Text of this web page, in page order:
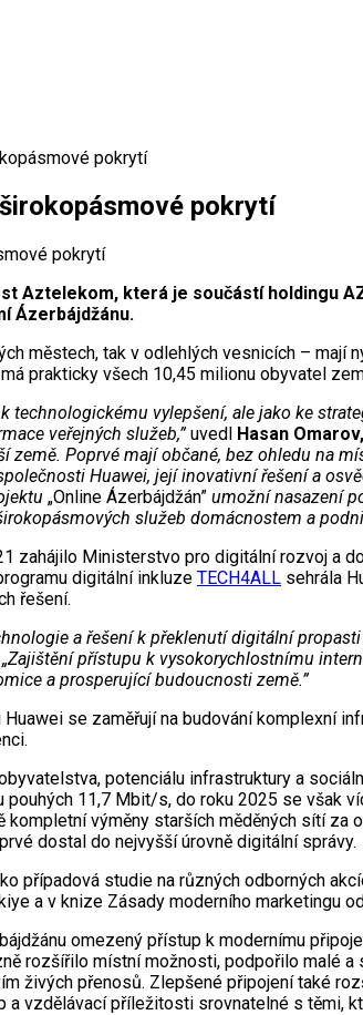
pokrytí
pokrytí
Aztelekom, která je součástí holdingu
Ázerbájdžánu.
městech, tak v odlehlých vesnicích –
prakticky všech 10,45 milionu obyvatel
technologickému vylepšení, ale jako ke
veřejných služeb,”uvedl Hasan
Poprvé mají občané, bez ohledu na
Huawei, její inovativní řešení a
„Online Ázerbájdžán” umožní nasazení
služeb domácnostem a
zahájilo Ministerstvo pro digitální rozvoj a
digitální inkluze TECH4ALL sehrála
řešení.
a řešení k překlenutí digitální
„Zajištění přístupu k vysokorychlostnímu
a prosperující budoucnosti země.”
se zaměřují na budování komplexní
potenciálu infrastruktury a
pouhých 11,7 Mbit/s, do roku 2025 se
výměny starších měděných sítí
dostal do nejvyšší úrovně digitální správy.
případová studie na různých odborných
a v knize Zásady moderního marketingu
omezený přístup k modernímu
rozšířilo místní možnosti, podpořilo malé
živých přenosů. Zlepšené připojení také
vzdělávací příležitosti srovnatelné s těmi,